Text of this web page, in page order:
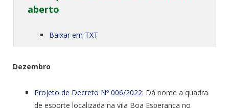
aberto
Baixar em TXT
Dezembro
Projeto de Decreto Nº 006/2022: Dá nome a quadra
de esporte localizada na vila Boa Esperança no